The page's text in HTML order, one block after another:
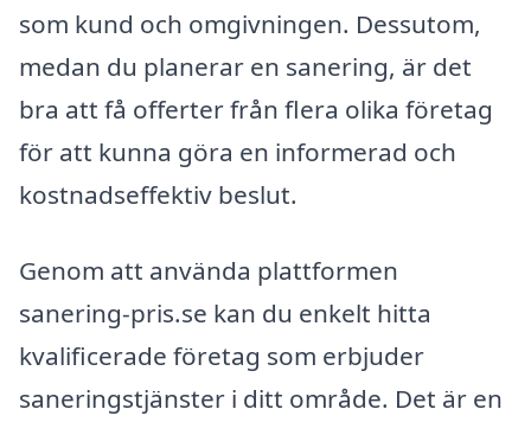
som kund och omgivningen. Dessutom,
medan du planerar en sanering, är det
bra att få offerter från flera olika företag
för att kunna göra en informerad och
kostnadseffektiv beslut.
Genom att använda plattformen
sanering-pris.se kan du enkelt hitta
kvalificerade företag som erbjuder
saneringstjänster i ditt område. Det är en